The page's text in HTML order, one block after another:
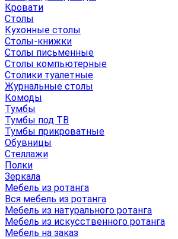
Кровати
Столы
Кухонные столы
Столы-книжки
Столы письменные
Столы компьютерные
Столики туалетные
Журнальные столы
Комоды
Тумбы
Тумбы под ТВ
Тумбы прикроватные
Обувницы
Стеллажи
Полки
Зеркала
Мебель из ротанга
Вся мебель из ротанга
Мебель из натурального ротанга
Мебель из искусственного ротанга
Мебель на заказ